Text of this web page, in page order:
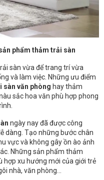
phẩm thảm trải sàn
sàn vừa để trang trí vừa
và làm việc. Những ưu điểm
sàn văn phòng hay thảm
sắc hoa văn phù hợp phong
ngày nay đã được công
dàng. Tạo những bước chân
vực và không gây ồn ào ảnh
Những sản phẩm thảm
hợp xu hướng mới của giới trẻ
nhà, văn phòng...